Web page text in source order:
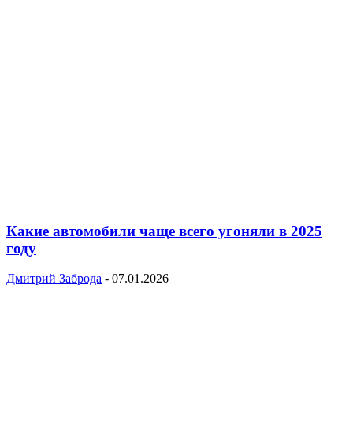
Какие автомобили чаще всего угоняли в 2025
году
Дмитрий Заброда - 07.01.2026